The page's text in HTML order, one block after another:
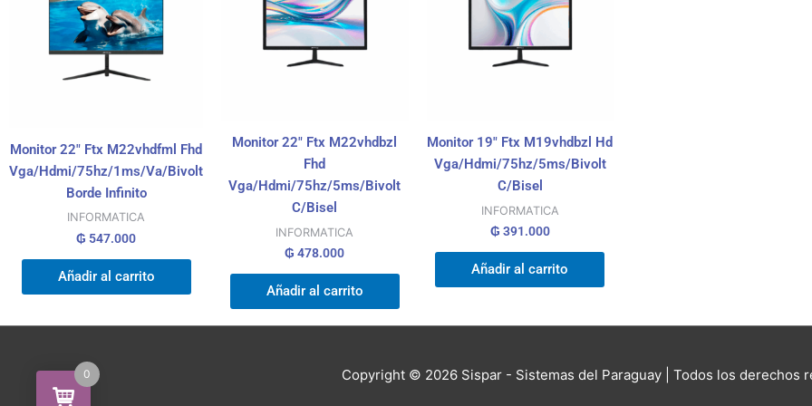
Monitor 22″ Ftx M22vhdfml Fhd
Vga/Hdmi/75hz/1ms/Va/Bivolt
Borde Infinito
INFORMATICA
₲ 547.000
Añadir al carrito
Monitor 22″ Ftx M22vhdbzl
Fhd
Vga/Hdmi/75hz/5ms/Bivolt
C/Bisel
INFORMATICA
₲ 478.000
Añadir al carrito
Monitor 19″ Ftx M19vhdbzl Hd
Vga/Hdmi/75hz/5ms/Bivolt
C/Bisel
INFORMATICA
₲ 391.000
Añadir al carrito
Copyright © 2026 Sispar - Sistemas del Paraguay | Todos los derechos
0